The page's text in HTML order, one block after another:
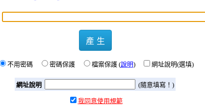
產 生
不用密碼 密碼保護 檔案保護 (說明) 網址說明(選填)
網址說明 (隨意填寫！)
我同意使用規範